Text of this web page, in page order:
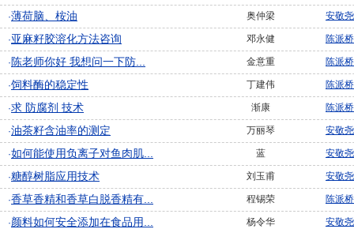
·薄荷脑、桉油 奥仲梁 安敬尧
·亚麻籽胶溶化方法咨询 邓永健 陈派桥
· 陈老师你好 我想问一下防... 金意重 陈派桥
·饲料酶的稳定性 丁建伟 陈派桥
·求 防腐剂 技术 渐康 陈派桥
·油茶籽含油率的测定 万丽琴 安敬尧
·如何能使用负离子对鱼肉肌... 蓝 安敬尧
·糖醇树脂应用技术 刘玉甫 安敬尧
·香草香精和香草白脱香精有... 程锡荣 陈派桥
·颜料如何安全添加在食品用... 杨令华 安敬尧